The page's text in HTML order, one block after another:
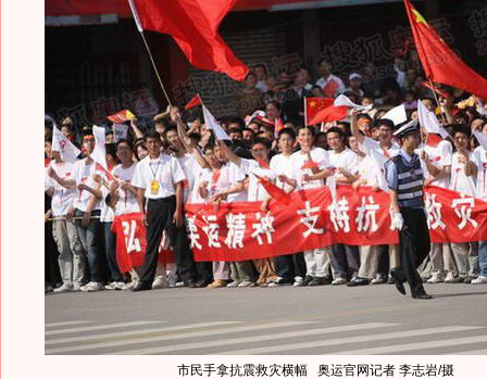
市民手拿抗震救灾横幅 奥运官网记者 李志岩/摄